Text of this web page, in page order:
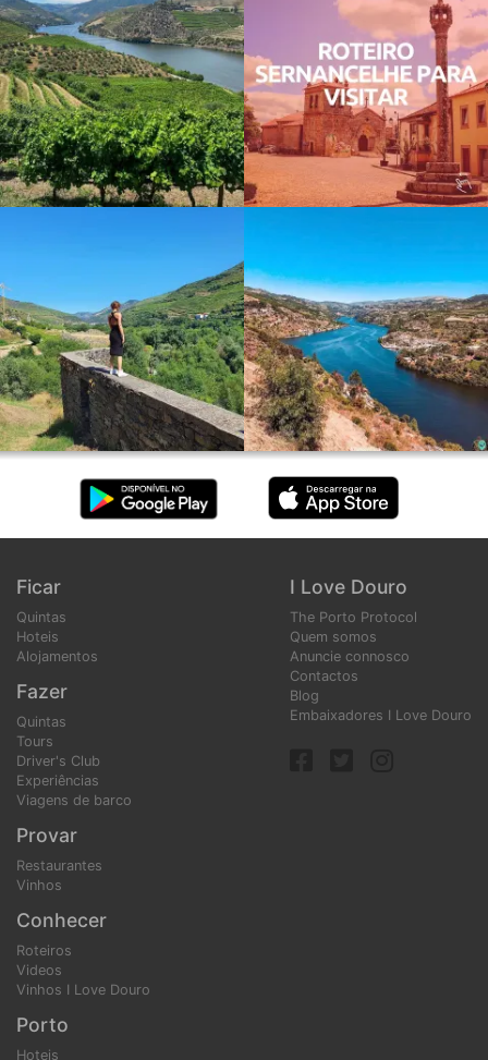
I Love Douro
The Porto Protocol
Quem somos
Anuncie connosco
Contactos
Blog
Embaixadores I Love Douro
Ficar
Quintas
Hoteis
Alojamentos
Fazer
Quintas
Tours
Driver's Club
Experiências
Viagens de barco
Provar
Restaurantes
Vinhos
Conhecer
Roteiros
Videos
Vinhos I Love Douro
Porto
Hoteis